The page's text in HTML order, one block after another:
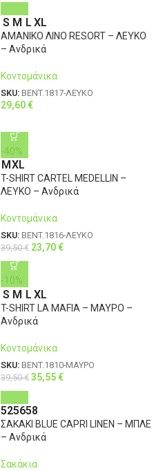
S M L XL
ΑΜΑΝΙΚΟ ΛΙΝΟ RESORT – ΛΕΥΚΟ
– Ανδρικά
Κοντομάνικα
SKU: BENT.1817-ΛΕΥΚΟ
29,60€
-40%
MXL
T-SHIRT CARTEL MEDELLIN –
ΛΕΥΚΟ – Ανδρικά
Κοντομάνικα
SKU: BENT.1816-ΛΕΥΚΟ
39,50€ 23,70€
-10%
S M L XL
T-SHIRT LA MAFIA – ΜΑΥΡΟ –
Ανδρικά
Κοντομάνικα
SKU: BENT.1810-ΜΑΥΡΟ
39,50€ 35,55€
525658
ΣΑΚΑΚΙ BLUE CAPRI LINEN – ΜΠΛΕ
– Ανδρικά
Σακάκια